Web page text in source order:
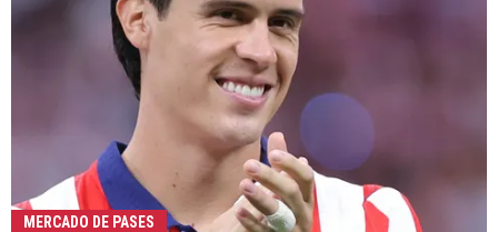
MERCADO DE PASES